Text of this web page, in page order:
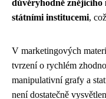
důvěryhodně znějícího
státními institucemi,
V marketingových
tvrzení o rychlém
manipulativní grafy a
není dostatečně